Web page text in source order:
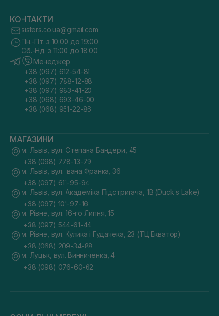
КОНТАКТИ
sisters.co.ua@gmail.com
Пн.-Пт. з 10:00 до 19:00
Сб.-Нд. з 11:00 до 18:00
Менеджер
+38 (097) 612-54-81
+38 (097) 788-12-88
+38 (097) 983-41-20
+38 (068) 693-46-00
+38 (068) 951-22-86
МАГАЗИНИ
м. Львів, вул. Степана Бандери, 45
+38 (098) 778-13-79
м. Львів, вул. Івана Франка, 36
+38 (097) 611-95-94
м. Львів, вул. Академіка Підстригача, 1В (Duck's Lake)
+38 (097) 101-97-16
м. Рівне, вул. 16-го Липня, 15
+38 (097) 544-61-44
м. Рівне, вул. Кулика і Гудачека, 23 (ТЦ Екватор)
+38 (068) 209-34-88
м. Луцьк, вул. Винниченка, 4
+38 (098) 076-60-62